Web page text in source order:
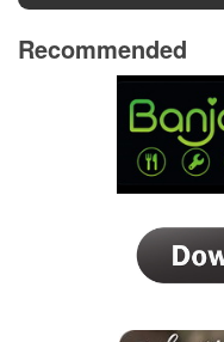
Recommended